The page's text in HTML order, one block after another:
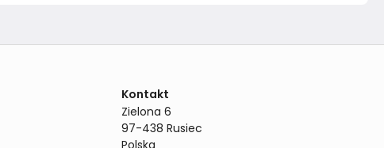
Kontakt
Zielona 6
97-438 Rusiec
Polska